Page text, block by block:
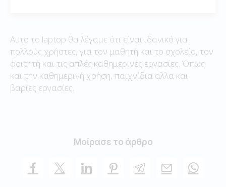
Αυτο το laptop θα λέγαμε ότι είναι ιδανικό για
πολλούς χρήστες, για τον μαθητή και το σχολείο, τον
φοιτητή και τις απλές καθημερινές εργασίες. Όπως
και την καθημερινή χρήση, παιχνίδια αλλα και
βαρίες εργασίες.
Μοίρασε το άρθρο